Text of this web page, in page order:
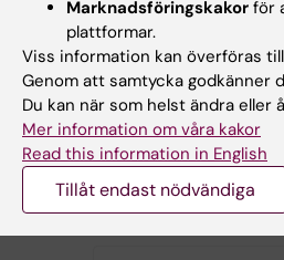
Din ZZ-kod
Dina
Fullständig
Vart man önskar
Vad tjänsten
Återrapportering
till beställaren och
Marknadsföringskakor för
plattformar.
Viss information kan överföras
Genom att samtycka godkänner
Du kan när som helst ändra
Mer information om våra kakor
Read this information in English
Tillåt endast nödvändiga